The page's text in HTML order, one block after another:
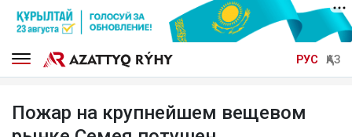
РУС ҚАЗ
Пожар на крупнейшем вещевом